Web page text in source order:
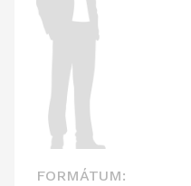
FORMÁTUM: